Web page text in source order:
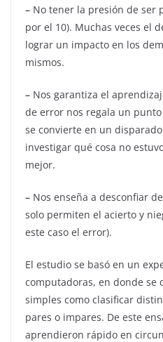
– No tener la presión de ser
por el 10). Muchas veces el
lograr un impacto en los
mismos.
– Nos garantiza el
de error nos regala un
se convierte en un
investigar qué cosa no
mejor.
– Nos enseña a desconfiar
solo permiten el acierto y
este caso el error).
El estudio se basó en un
computadoras, en donde se
simples como clasificar
pares o impares. De este
aprendieron rápido en